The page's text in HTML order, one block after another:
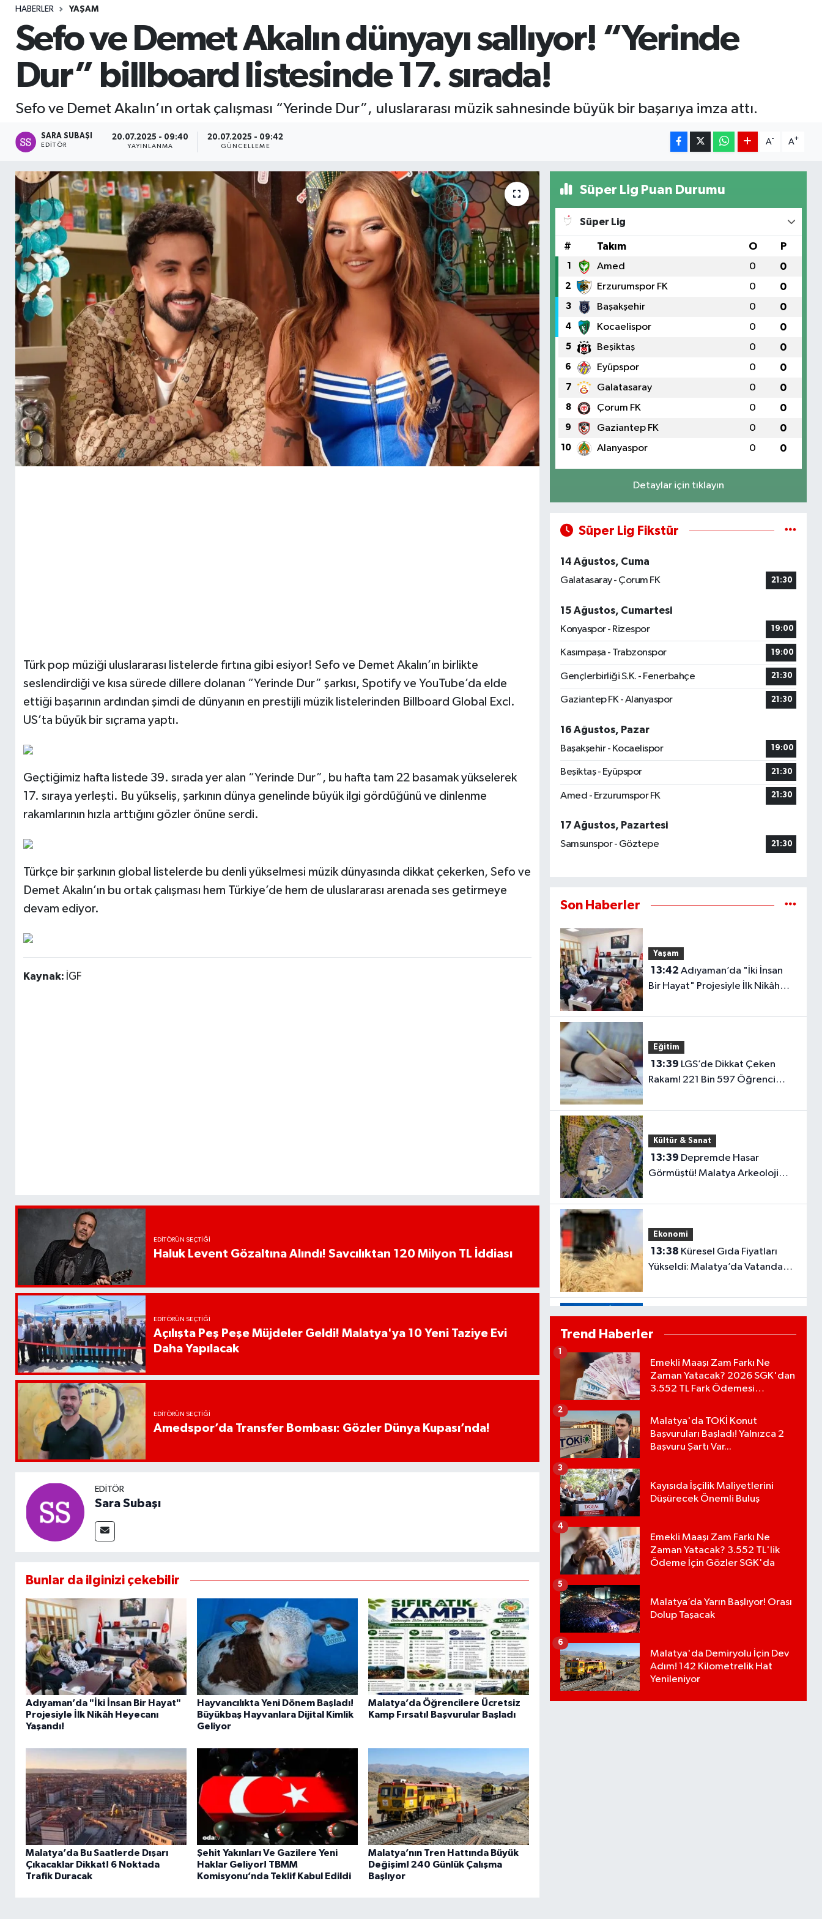
HABERLER YAŞAM
Sefo ve Demet Akalın dünyayı sallıyor! “Yerinde
Dur” billboard listesinde 17. sırada!
Sefo ve Demet Akalın’ın ortak çalışması “Yerinde Dur”, uluslararası müzik sahnesinde büyük bir başarıya imza attı.
SARA SUBAŞI
EDITÖR
20.07.2025 - 09:40
YAYINLANMA
20.07.2025 - 09:42
GÜNCELLEME
A- A+
Türk pop müziği uluslararası listelerde fırtına gibi esiyor! Sefo ve Demet Akalın’ın birlikte
seslendirdiği ve kısa sürede dillere dolanan “Yerinde Dur” şarkısı, Spotify ve YouTube’da elde
ettiği başarının ardından şimdi de dünyanın en prestijli müzik listelerinden Billboard Global Excl.
US’ta büyük bir sıçrama yaptı.
Geçtiğimiz hafta listede 39. sırada yer alan “Yerinde Dur”, bu hafta tam 22 basamak yükselerek
17. sıraya yerleşti. Bu yükseliş, şarkının dünya genelinde büyük ilgi gördüğünü ve dinlenme
rakamlarının hızla arttığını gözler önüne serdi.
Türkçe bir şarkının global listelerde bu denli yükselmesi müzik dünyasında dikkat çekerken, Sefo ve
Demet Akalın’ın bu ortak çalışması hem Türkiye’de hem de uluslararası arenada ses getirmeye
devam ediyor.
Kaynak: İGF
EDITÖRÜN SEÇTIĞI
Haluk Levent Gözaltına Alındı! Savcılıktan 120 Milyon TL İddiası
EDITÖRÜN SEÇTIĞI
Açılışta Peş Peşe Müjdeler Geldi! Malatya'ya 10 Yeni Taziye Evi
Daha Yapılacak
EDITÖRÜN SEÇTIĞI
Amedspor’da Transfer Bombası: Gözler Dünya Kupası’nda!
EDITÖR
Sara Subaşı
Bunlar da ilginizi çekebilir
Adıyaman’da "İki İnsan Bir Hayat"
Projesiyle İlk Nikâh Heyecanı
Yaşandı!
Hayvancılıkta Yeni Dönem Başladı!
Büyükbaş Hayvanlara Dijital Kimlik
Geliyor
Malatya’da Öğrencilere Ücretsiz
Kamp Fırsatı! Başvurular Başladı
Malatya’da Bu Saatlerde Dışarı
Çıkacaklar Dikkat! 6 Noktada
Trafik Duracak
Şehit Yakınları Ve Gazilere Yeni
Haklar Geliyor! TBMM
Komisyonu’nda Teklif Kabul Edildi
Malatya’nın Tren Hattında Büyük
Değişim! 240 Günlük Çalışma
Başlıyor
Süper Lig Puan Durumu
Süper Lig
# Takım O P
1 Amed 0 0
2 Erzurumspor FK 0 0
3 Başakşehir 0 0
4 Kocaelispor 0 0
5 Beşiktaş 0 0
6 Eyüpspor 0 0
7 Galatasaray 0 0
8 Çorum FK 0 0
9 Gaziantep FK 0 0
10 Alanyaspor 0 0
Detaylar için tıklayın
Süper Lig Fikstür
14 Ağustos, Cuma
Galatasaray - Çorum FK
21:30
15 Ağustos, Cumartesi
Konyaspor - Rizespor
19:00
Kasımpaşa - Trabzonspor 19:00
Gençlerbirliği S.K. - Fenerbahçe 21:30
Gaziantep FK - Alanyaspor 21:30
16 Ağustos, Pazar
Başakşehir - Kocaelispor
19:00
Beşiktaş - Eyüpspor 21:30
Amed - Erzurumspor FK 21:30
17 Ağustos, Pazartesi
Samsunspor - Göztepe
21:30
Son Haberler
Yaşam
13:42
Bir Hayat" Projesiyle İlk Nikâh
Eğitim
13:39
Rakam! 221 Bin 597 Öğrenci
Kültür & Sanat
13:39
Görmüştü! Malatya Arkeoloji
Ekonomi
13:38
Yükseldi: Malatya’da Vatandaşın
Dönem Başladı! Büyükbaş
Hayvanlara Dijital Kimlik Geliyor
Yaşam
13:21Malatya’da Öğrencilere
Ücretsiz Kamp Fırsatı! Başvurular
Trend Haberler
Emekli Maaşı Zam Farkı Ne
Zaman Yatacak? 2026 SGK'dan
3.552 TL Fark Ödemesi
1
Malatya'da TOKİ Konut
Başvuruları Başladı! Yalnızca 2
Başvuru Şartı Var...
2
Kayısıda İşçilik Maliyetlerini
Düşürecek Önemli Buluş
3
Emekli Maaşı Zam Farkı Ne
Zaman Yatacak? 3.552 TL'lik
Ödeme İçin Gözler SGK'da
4
Malatya’da Yarın Başlıyor! Orası
Dolup Taşacak
5
Malatya'da Demiryolu İçin Dev
Adım! 142 Kilometrelik Hat
Yenileniyor
6
Seri İlan
Siyaset
Spor
Yaşam